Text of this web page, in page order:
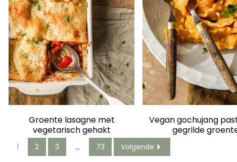
Groente lasagne met
vegetarisch gehakt
Vegan gochujang
gegrilde
1 2 3 … 73 Volgende